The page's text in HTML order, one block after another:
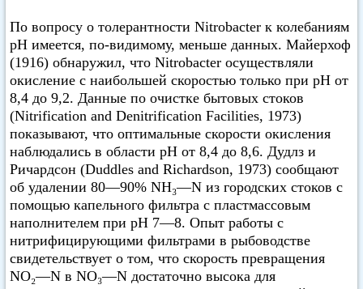
По вопросу о толерантности Nitrobacter к колебаниям
pH имеется, по-видимому, меньше данных. Майерхоф
(1916) обнаружил, что Nitrobacter осуществляли
окисление с наибольшей скоростью только при pH от
8,4 до 9,2. Данные по очистке бытовых стоков
(Nitrification and Denitrification Facilities, 1973)
показывают, что оптимальные скорости окисления
наблюдались в области pH от 8,4 до 8,6. Дудлз и
Ричардсон (Duddles and Richardson, 1973) сообщают
об удалении 80—90% NH₃—N из городских стоков с
помощью капельного фильтра с пластмассовым
наполнителем при pH 7—8. Опыт работы с
нитрифицирующими фильтрами в рыбоводстве
свидетельствует о том, что скорость превращения
NO₂—N в NO₃—N достаточно высока для